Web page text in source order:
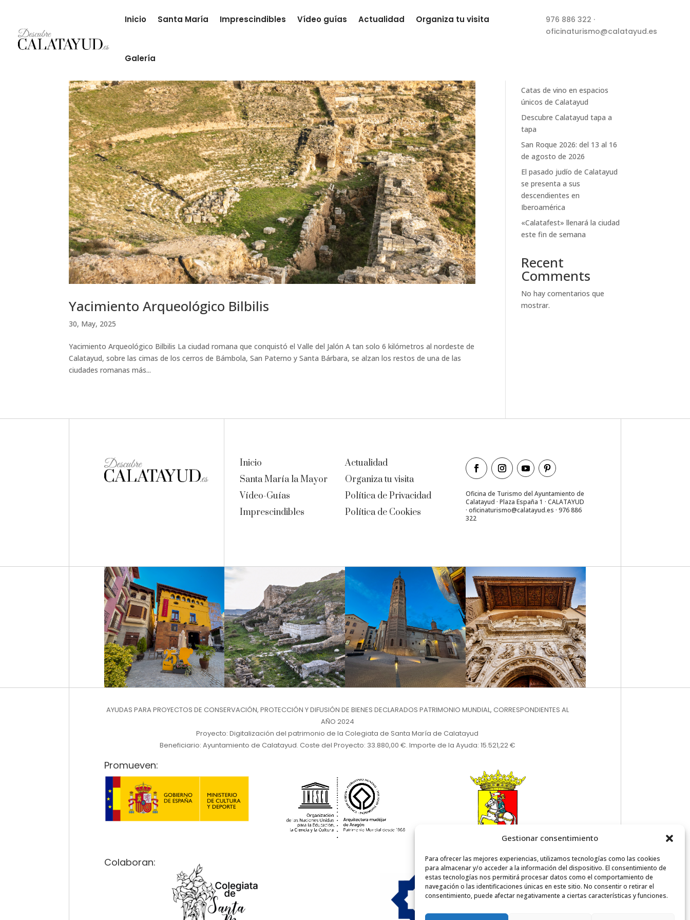
Gestionar consentimiento
Para ofrecer las mejores experiencias, utilizamos tecnologías como las cookies
para almacenar y/o acceder a la información del dispositivo. El consentimiento de
estas tecnologías nos permitirá procesar datos como el comportamiento de
navegación o las identificaciones únicas en este sitio. No consentir o retirar el
consentimiento, puede afectar negativamente a ciertas características y funciones.
Inicio Santa María Imprescindibles Vídeo guías Actualidad Organiza tu visita
Galería
976 886 322 ·
oficinaturismo@calatayud.es
Yacimiento Arqueológico Bilbilis
30, May, 2025
Yacimiento Arqueológico Bilbilis La ciudad romana que conquistó el Valle del Jalón A tan solo 6 kilómetros al nordeste de
Calatayud, sobre las cimas de los cerros de Bámbola, San Paterno y Santa Bárbara, se alzan los restos de una de las
ciudades romanas más...
Catas de vino en espacios
únicos de Calatayud
Descubre Calatayud tapa a
tapa
San Roque 2026: del 13 al 16
de agosto de 2026
El pasado judío de Calatayud
se presenta a sus
descendientes en
Iberoamérica
«Calatafest» llenará la ciudad
este fin de semana
Recent
Comments
No hay comentarios que
mostrar.
Inicio
Santa María la Mayor
Vídeo-Guías
Imprescindibles
Actualidad
Organiza tu visita
Política de Privacidad
Política de Cookies
Oficina de Turismo del Ayuntamiento de
Calatayud · Plaza España 1 · CALATAYUD
· oficinaturismo@calatayud.es · 976 886
322
AYUDAS PARA PROYECTOS DE CONSERVACIÓN, PROTECCIÓN Y DIFUSIÓN DE BIENES DECLARADOS PATRIMONIO MUNDIAL, CORRESPONDIENTES AL
AÑO 2024
Proyecto: Digitalización del patrimonio de la Colegiata de Santa María de Calatayud
Beneficiario: Ayuntamiento de Calatayud. Coste del Proyecto: 33.880,00 €. Importe de la Ayuda: 15.521,22 €
Promueven:
Colaboran: